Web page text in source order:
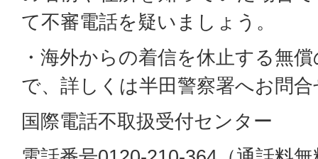
て不審電話を疑いましょう。
・海外からの着信を休止する無
で、詳しくは半田警察署へお問
国際電話不取扱受付センター